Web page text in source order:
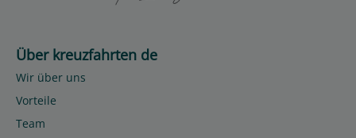
Über kreuzfahrten de
Wir über uns
Vorteile
Team